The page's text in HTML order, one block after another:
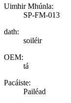
Uimhir Mhúnla:
SP-FM-013
dath:
soiléir
OEM:
tá
Pacáiste:
Pailéad